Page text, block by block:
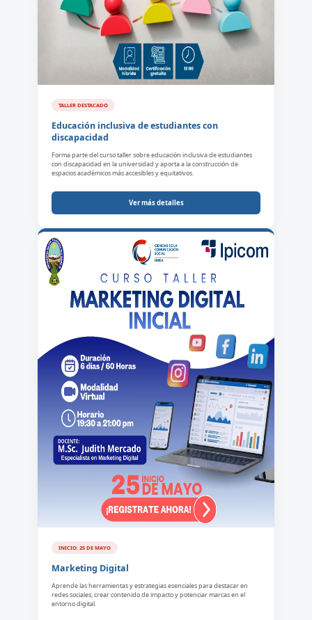
TALLER DESTACADO
Educación inclusiva de estudiantes con
discapacidad
Forma parte del curso taller sobre educación inclusiva de estudiantes
con discapacidad en la universidad y aporta a la construcción de
espacios académicos más accesibles y equitativos.
Ver más detalles
INICIO: 25 DE MAYO
Marketing Digital
Aprende las herramientas y estrategias esenciales para destacar en
redes sociales, crear contenido de impacto y potenciar marcas en el
entorno digital.